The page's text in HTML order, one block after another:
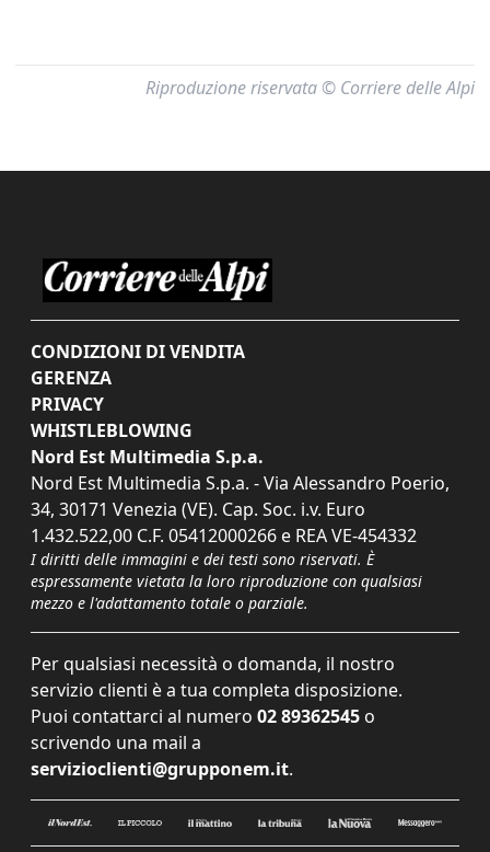
Riproduzione riservata © Corriere delle Alpi
CONDIZIONI DI VENDITA
GERENZA
PRIVACY
WHISTLEBLOWING
Nord Est Multimedia S.p.a.
Nord Est Multimedia S.p.a. - Via Alessandro Poerio,
34, 30171 Venezia (VE). Cap. Soc. i.v. Euro
1.432.522,00 C.F. 05412000266 e REA VE-454332
I diritti delle immagini e dei testi sono riservati. È
espressamente vietata la loro riproduzione con qualsiasi
mezzo e l'adattamento totale o parziale.
Per qualsiasi necessità o domanda, il nostro
servizio clienti è a tua completa disposizione.
Puoi contattarci al numero 02 89362545 o
scrivendo una mail a
servizioclienti@grupponem.it.